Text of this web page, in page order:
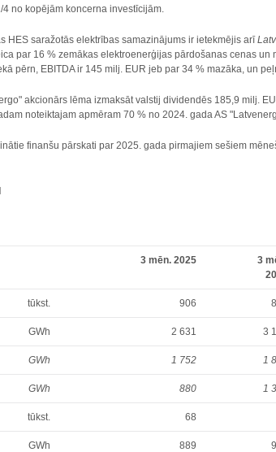
no kopējām koncerna investīcijām.
HES saražotās elektrības samazinājums ir ietekmējis arī
par 16 % zemākas elektroenerģijas pārdošanas cenas
pērn, EBITDA ir 145 milj. EUR jeb par 34 % mazāka, un
akcionārs lēma izmaksāt valstij dividendēs 185,9 milj.
noteiktajam apmēram 70 % no 2024. gada AS
finanšu pārskati par 2025. gada pirmajiem sešiem
3 mēn. 2025
3
tūkst. 906
GWh 2 631 3
GWh 1 752 1
GWh 880 1
tūkst. 68
GWh 889